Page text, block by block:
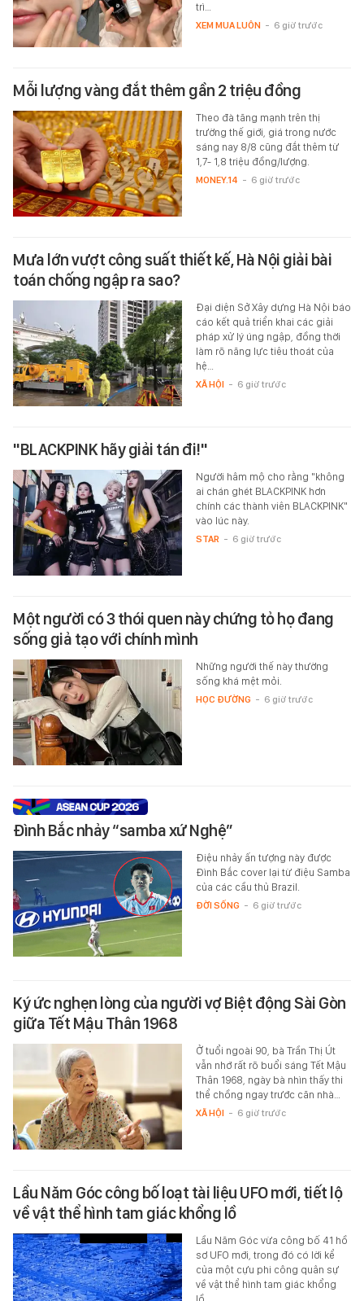
trì…
XEM MUA LUÔN - 6 giờ trước
Mỗi lượng vàng đắt thêm gần 2 triệu đồng
Theo đà tăng mạnh trên thị
trường thế giới, giá trong nước
sáng nay 8/8 cũng đắt thêm từ
1,7- 1,8 triệu đồng/lượng.
MONEY.14 - 6 giờ trước
Mưa lớn vượt công suất thiết kế, Hà Nội giải bài
toán chống ngập ra sao?
Đại diện Sở Xây dựng Hà Nội báo
cáo kết quả triển khai các giải
pháp xử lý úng ngập, đồng thời
làm rõ năng lực tiêu thoát của
hệ…
XÃ HỘI - 6 giờ trước
"BLACKPINK hãy giải tán đi!"
Người hâm mộ cho rằng "không
ai chán ghét BLACKPINK hơn
chính các thành viên BLACKPINK"
vào lúc này.
STAR - 6 giờ trước
Một người có 3 thói quen này chứng tỏ họ đang
sống giả tạo với chính mình
Những người thế này thường
sống khá mệt mỏi.
HỌC ĐƯỜNG - 6 giờ trước
Đình Bắc nhảy “samba xứ Nghệ”
Điệu nhảy ấn tượng này được
Đình Bắc cover lại từ điệu Samba
của các cầu thủ Brazil.
ĐỜI SỐNG - 6 giờ trước
Ký ức nghẹn lòng của người vợ Biệt động Sài Gòn
giữa Tết Mậu Thân 1968
Ở tuổi ngoài 90, bà Trần Thị Út
vẫn nhớ rất rõ buổi sáng Tết Mậu
Thân 1968, ngày bà nhìn thấy thi
thể chồng ngay trước căn nhà…
XÃ HỘI - 6 giờ trước
Lầu Năm Góc công bố loạt tài liệu UFO mới, tiết lộ
về vật thể hình tam giác khổng lồ
Lầu Năm Góc vừa công bố 41 hồ
sơ UFO mới, trong đó có lời kể
của một cựu phi công quân sự
về vật thể hình tam giác khổng